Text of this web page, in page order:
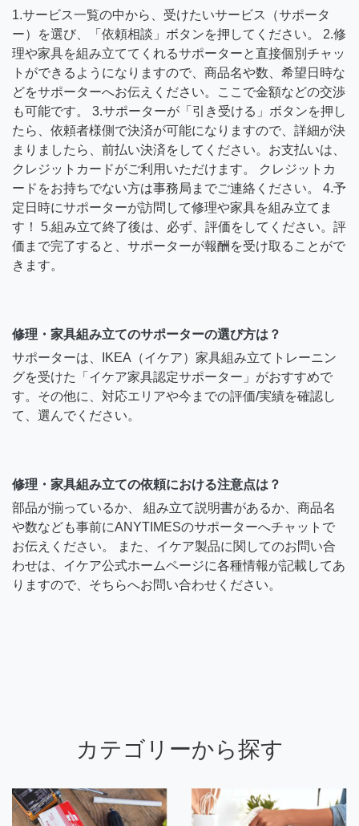
1.サービス一覧の中から、受けたいサービス（サポータ
ー）を選び、「依頼相談」ボタンを押してください。 2.修
理や家具を組み立ててくれるサポーターと直接個別チャッ
トができるようになりますので、商品名や数、希望日時な
どをサポーターへお伝えください。ここで金額などの交渉
も可能です。 3.サポーターが「引き受ける」ボタンを押し
たら、依頼者様側で決済が可能になりますので、詳細が決
まりましたら、前払い決済をしてください。お支払いは、
クレジットカードがご利用いただけます。 クレジットカ
ードをお持ちでない方は事務局までご連絡ください。 4.予
定日時にサポーターが訪問して修理や家具を組み立てま
す！ 5.組み立て終了後は、必ず、評価をしてください。評
価まで完了すると、サポーターが報酬を受け取ることがで
きます。
修理・家具組み立てのサポーターの選び方は？
サポーターは、IKEA（イケア）家具組み立てトレーニン
グを受けた「イケア家具認定サポーター」がおすすめで
す。その他に、対応エリアや今までの評価/実績を確認し
て、選んでください。
修理・家具組み立ての依頼における注意点は？
部品が揃っているか、 組み立て説明書があるか、商品名
や数なども事前にANYTIMESのサポーターへチャットで
お伝えください。 また、イケア製品に関してのお問い合
わせは、イケア公式ホームページに各種情報が記載してあ
りますので、そちらへお問い合わせください。
カテゴリーから探す